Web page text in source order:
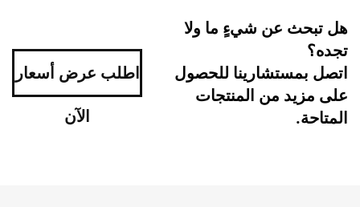
هل تبحث عن شيءٍ ما ولا
تجده؟
اتصل بمستشارينا للحصول
على مزيد من المنتجات
المتاحة.
اطلب عرض أسعار
الآن